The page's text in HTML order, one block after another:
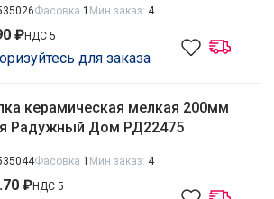
Фасовка 1 Мин заказ: 4
₽НДС 5
для заказа
керамическая мелкая 200мм
Радужный Дом РД22475
Фасовка 1 Мин заказ: 4
₽НДС 5